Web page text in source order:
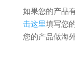
如果您的产品
击这里填写您
您的产品做海